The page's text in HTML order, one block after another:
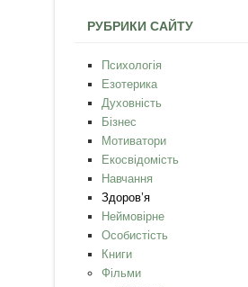
РУБРИКИ САЙТУ
Психологія
Езотерика
Духовність
Бізнес
Мотиватори
Екосвідомість
Навчання
Здоров’я
Неймовірне
Особистість
Книги
Фільми